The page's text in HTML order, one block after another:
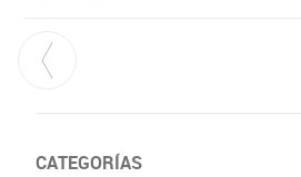
CATEGORÍAS